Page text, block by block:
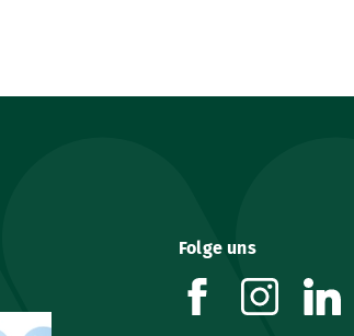
Folge uns